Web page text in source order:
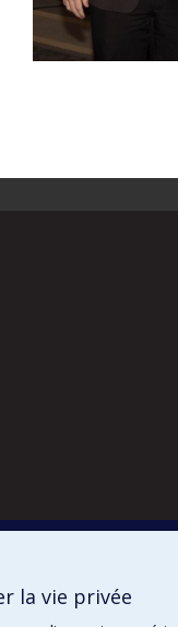
la vie privée